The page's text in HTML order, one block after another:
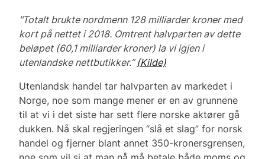
"Totalt brukte nordmenn 128 milliarder kroner med
kort på nettet i 2018. Omtrent halvparten av dette
beløpet (60,1 milliarder kroner) la vi igjen i
utenlandske nettbutikker.” (Kilde)
Utenlandsk handel tar halvparten av markedet i
Norge, noe som mange mener er en av grunnene
til at vi i det siste har sett flere norske aktører gå
dukken. Nå skal regjeringen “slå et slag” for norsk
handel og fjerner blant annet 350-kronersgrensen,